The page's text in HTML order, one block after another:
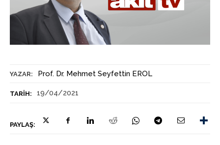
YAZAR: Prof. Dr. Mehmet Seyfettin EROL
TARIH: 19/04/2021
PAYLAŞ: